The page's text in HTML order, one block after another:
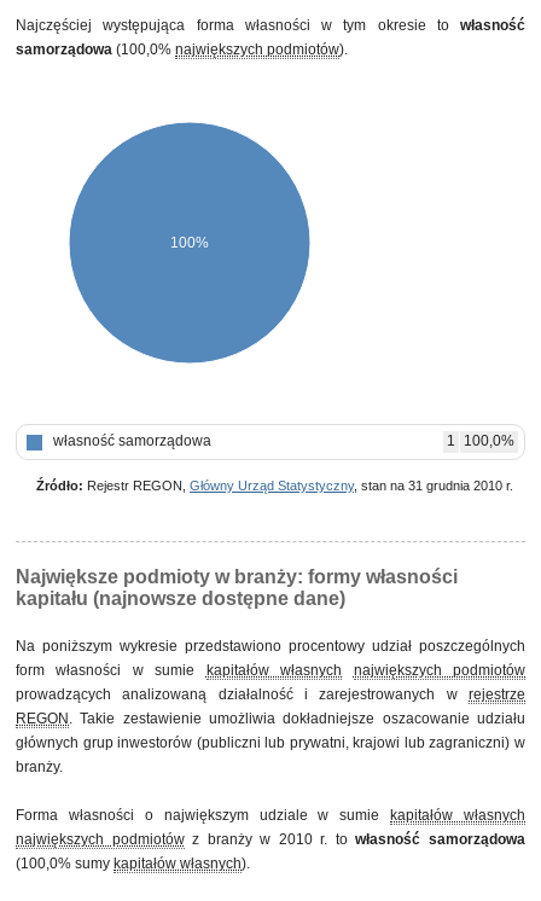
Najczęściej występująca forma własności w tym okresie to własność
samorządowa (100,0% największych podmiotów).
100%
własność samorządowa 1 100,0%
Źródło: Rejestr REGON, Główny Urząd Statystyczny, stan na 31 grudnia 2010 r.
Największe podmioty w branży: formy własności
kapitału (najnowsze dostępne dane)
Na poniższym wykresie przedstawiono procentowy udział poszczególnych
form własności w sumie
kapitałów własnych
największych podmiotów
prowadzących analizowaną działalność i zarejestrowanych w rejestrze
REGON . Takie zestawienie umożliwia dokładniejsze oszacowanie udziału
głównych grup inwestorów (publiczni lub prywatni, krajowi lub zagraniczni) w
branży.
Forma własności o największym udziale w sumie
kapitałów własnych
największych podmiotówz branży w 2010 r. towłasność samorządowa
(100,0% sumy kapitałów własnych).